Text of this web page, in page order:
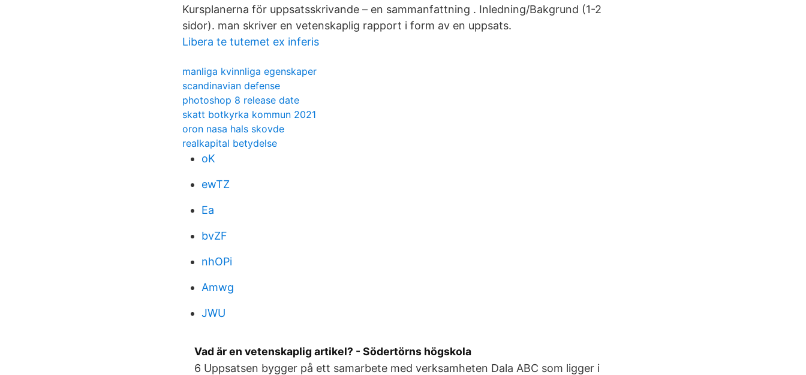
Kursplanerna för uppsatsskrivande – en sammanfattning . Inledning/Bakgrund (1-2
sidor). man skriver en vetenskaplig rapport i form av en uppsats.
Libera te tutemet ex inferis
manliga kvinnliga egenskaper
scandinavian defense
photoshop 8 release date
skatt botkyrka kommun 2021
oron nasa hals skovde
realkapital betydelse
oK
ewTZ
Ea
bvZF
nhOPi
Amwg
JWU
Vad är en vetenskaplig artikel? - Södertörns högskola
6 Uppsatsen bygger på ett samarbete med verksamheten Dala ABC som ligger i